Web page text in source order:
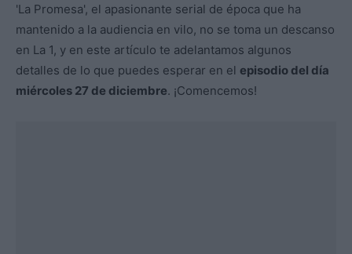
'La Promesa', el apasionante serial de época que ha
mantenido a la audiencia en vilo, no se toma un descanso
en La 1, y en este artículo te adelantamos algunos
detalles de lo que puedes esperar en el episodio del día
miércoles 27 de diciembre. ¡Comencemos!